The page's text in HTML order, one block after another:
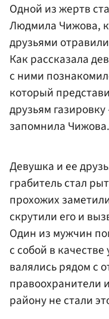
Одной из жертв
Людмила Чижова,
друзьями
Как рассказала
с ними
который
друзьям
запомнила Чижова.
Девушка и ее
грабитель стал
прохожих
скрутили его и
Один из мужчин
с собой в
валялись рядом с
правоохранители
району не стали